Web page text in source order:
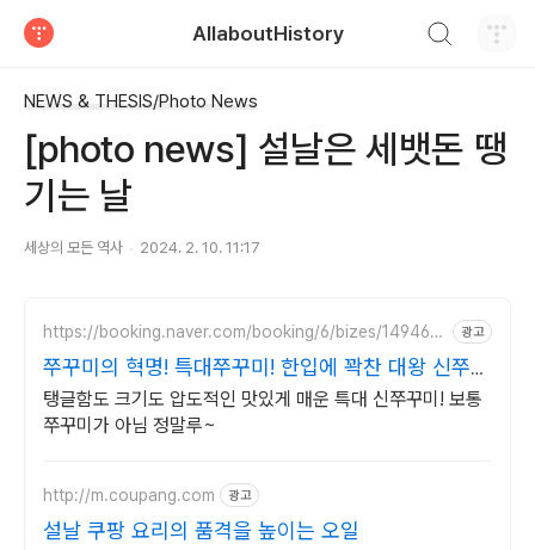
AllaboutHistory
NEWS & THESIS/Photo News
[photo news] 설날은 세뱃돈 땡
기는 날
세상의 모든 역사 2024. 2. 10. 11:17
https://booking.naver.com/booking/6/bizes/149463
광고
쭈꾸미의 혁명! 특대쭈꾸미! 한입에 꽉찬 대왕 신쭈꾸
미!
탱글함도 크기도 압도적인 맛있게 매운 특대 신쭈꾸미! 보통
쭈꾸미가 아님 정말루~
http://m.coupang.com 광고
설날 쿠팡 요리의 품격을 높이는 오일